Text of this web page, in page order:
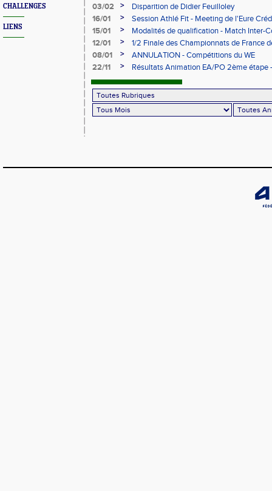
CHALLENGES
LIENS
03/02
>
Disparition de Didier Feuilloley
16/01
>
Session Athlé Fit - Meeting de l'Eure
15/01
>
Modalités de qualification - Match Inter-
12/01
>
1/2 Finale des Championnats de France
février à Évreux
08/01 >
ANNULATION - Compétitions du WE
22/11
> Résultats Animation EA/PO 2ème étape